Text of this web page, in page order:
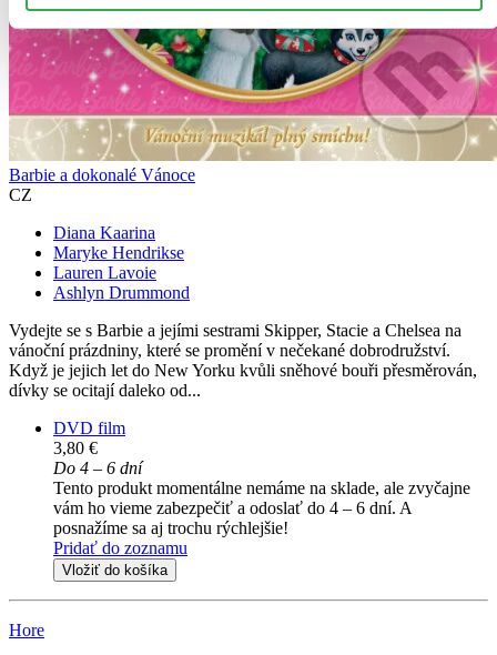
Barbie a dokonalé Vánoce
CZ
Diana Kaarina
Maryke Hendrikse
Lauren Lavoie
Ashlyn Drummond
Vydejte se s Barbie a jejími sestrami Skipper, Stacie a Chelsea na
vánoční prázdniny, které se promění v nečekané dobrodružství.
Když je jejich let do New Yorku kvůli sněhové bouři přesměrován,
dívky se ocitají daleko od...
DVD film
3,80 €
Do 4 – 6 dní
Tento produkt momentálne nemáme na sklade, ale zvyčajne
vám ho vieme zabezpečiť a odoslať do 4 – 6 dní. A
posnažíme sa aj trochu rýchlejšie!
Pridať do zoznamu
Vložiť do košíka
Hore